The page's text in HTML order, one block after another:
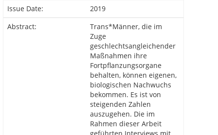
Issue Date:
2019
Abstract:
Trans*Männer, die im
Zuge
geschlechtsangleichender
Maßnahmen ihre
Fortpflanzungsorgane
behalten, können eigenen,
biologischen Nachwuchs
bekommen. Es ist von
steigenden Zahlen
auszugehen. Die im
Rahmen dieser Arbeit